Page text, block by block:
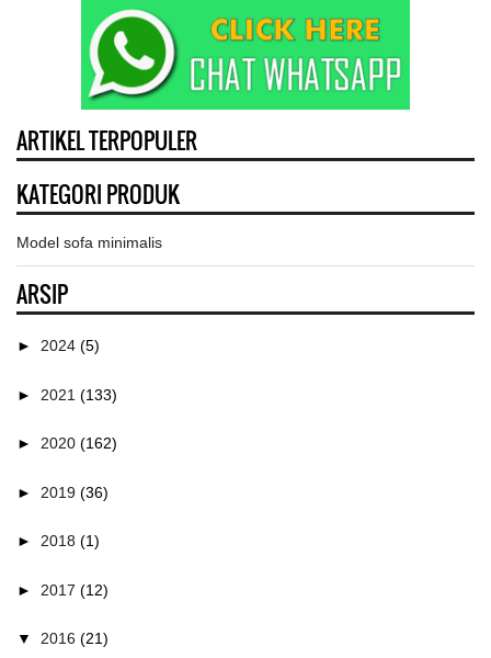
ARTIKEL TERPOPULER
KATEGORI PRODUK
Model sofa minimalis
ARSIP
► 2024 (5)
► 2021 (133)
► 2020 (162)
► 2019 (36)
► 2018 (1)
► 2017 (12)
▼ 2016 (21)